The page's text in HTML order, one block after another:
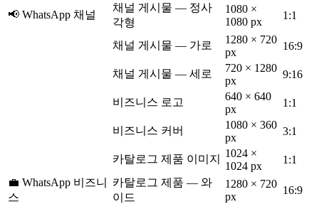
📢 WhatsApp 채널
채널 게시물 — 정사
각형
1080 ×
1080 px
1:1
채널 게시물 — 가로
1280 × 720
px
16:9
채널 게시물 — 세로
720 × 1280
px
9:16
💼 WhatsApp 비즈니
스
비즈니스 로고
640 × 640
px
1:1
비즈니스 커버
1080 × 360
px
3:1
카탈로그 제품 이미지
1024 ×
1024 px
1:1
카탈로그 제품 — 와
이드
1280 × 720
px
16:9